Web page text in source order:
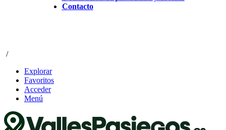
Contacto
/
Explorar
Favoritos
Acceder
Menú